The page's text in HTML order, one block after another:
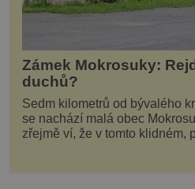
Zámek Mokrosuky:
duchů?
Sedm kilometrů od bývalého
se nachází malá obec
zřejmě ví, že v tomto klidném,
navštěvovaném koutu